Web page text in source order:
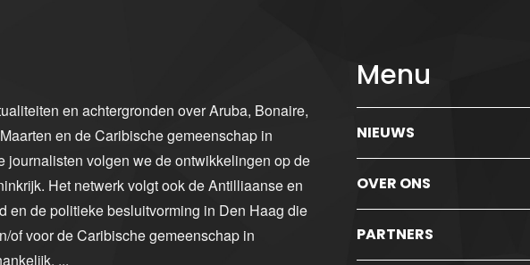
en achtergronden over Aruba, Bonaire,
en de Caribische gemeenschap in
journalisten volgen we de ontwikkelingen op de
Het netwerk volgt ook de Antilliaanse en
en de politieke besluitvorming in Den Haag die
of voor de Caribische gemeenschap in
...
Menu
NIEUWS
OVER ONS
PARTNERS